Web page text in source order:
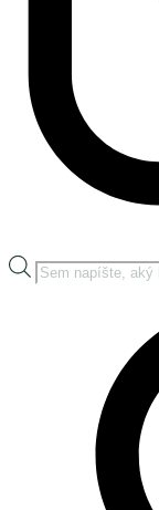
Products
search